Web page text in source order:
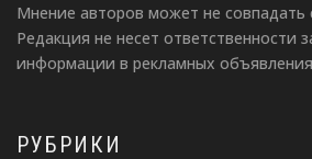
Мнение авторов может не совпадать
Редакция не несет ответственности
информации в рекламных
РУБРИКИ